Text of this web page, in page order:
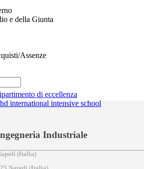
e della Giunta
Assenze
Industriale
(Italia)